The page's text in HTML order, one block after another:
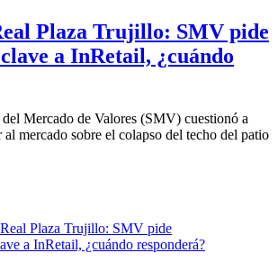
Plaza Trujillo: SMV pide
a InRetail, ¿cuándo
Mercado de Valores (SMV) cuestionó a
mercado sobre el colapso del techo del patio